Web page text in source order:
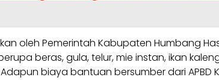
oleh Pemerintah Kabupaten Humbang
beras, gula, telur, mie instan, ikan
biaya bantuan bersumber dari APBD